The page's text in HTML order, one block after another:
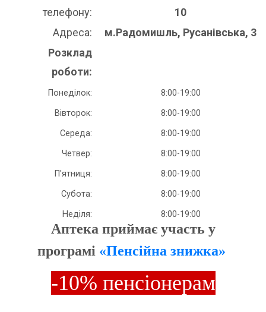
телефону:
10
Адреса:
м.Радомишль, Русанівська, 3
Розклад
роботи:
Понеділок:
8:00-19:00
Вівторок:
8:00-19:00
Середа:
8:00-19:00
Четвер:
8:00-19:00
П'ятниця:
8:00-19:00
Субота:
8:00-19:00
Неділя:
8:00-19:00
Аптека приймає участь у
програмі «Пенсійна знижка»
-10% пенсіонерам